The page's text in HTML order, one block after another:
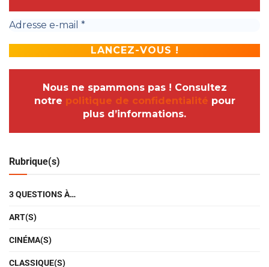
Nous ne spammons pas ! Consultez
notre politique de confidentialité pour
plus d’informations.
Rubrique(s)
3 QUESTIONS À…
ART(S)
CINÉMA(S)
CLASSIQUE(S)